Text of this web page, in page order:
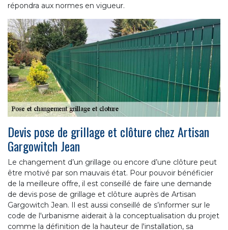
répondra aux normes en vigueur.
Devis pose de grillage et clôture chez Artisan
Gargowitch Jean
Le changement d’un grillage ou encore d’une clôture peut
être motivé par son mauvais état. Pour pouvoir bénéficier
de la meilleure offre, il est conseillé de faire une demande
de devis pose de grillage et clôture auprès de Artisan
Gargowitch Jean. Il est aussi conseillé de s’informer sur le
code de l'urbanisme aiderait à la conceptualisation du projet
comme la définition de la hauteur de l'installation, sa